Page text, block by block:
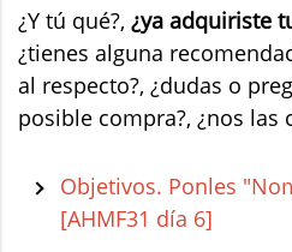
¿Y tú qué?, ¿ya adquiriste
¿tienes alguna
al respecto?, ¿dudas o
posible compra?, ¿nos las
Objetivos. Ponles
[AHMF31 día 6]